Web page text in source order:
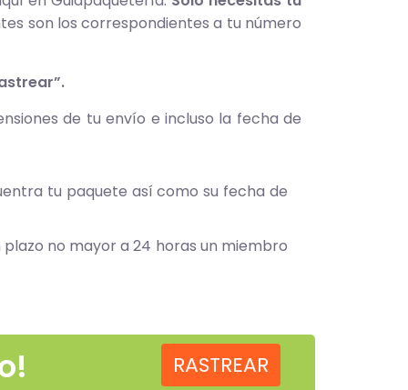
son los correspondientes a tu número
de tu envío e incluso la fecha de
tu paquete así como su fecha de
plazo no mayor a 24 horas un miembro
RASTREAR